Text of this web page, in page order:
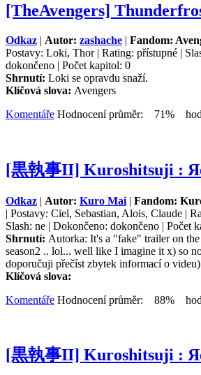
[TheAvengers]
Odkaz | Autor: zashache | Fandom:
Postavy: Loki, Thor | Rating: přístupné |
dokončeno | Počet kapitol: 0
Shrnutí: Loki se opravdu snaží.
Klíčová slova: Avengers
Komentáře Hodnocení průměr: 71%
[黒執事II] Kuroshitsuji :
Odkaz | Autor: Kuro Mai | Fandom:
| Postavy: Ciel, Sebastian, Alois, Claude |
Slash: ne | Dokončeno: dokončeno | Počet
Shrnutí: Autorka: It's a "fake" trailer on
season2 .. lol... well like I imagine it x) so
doporučuji přečíst zbytek informací o videu)
Klíčová slova:
Komentáře Hodnocení průměr: 88%
[黒執事II] Kuroshitsuji :